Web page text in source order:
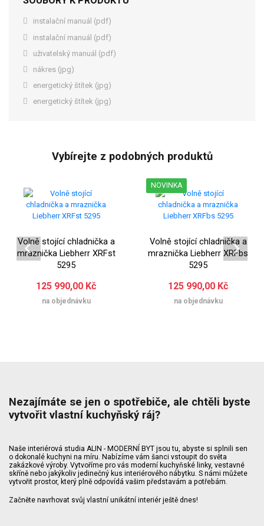
instalační manuál (pdf)
instalační manuál (pdf)
uživatelský manuál (pdf)
nákres (jpg)
energetický štítek (jpg)
energetický štítek (jpg)
Vybírejte z podobných produktů
Volně stojící chladnička a
mraznička Liebherr XRFst
5295
125 990,00 Kč
na objednávku
NOVINKA
Volně stojící chladnička a
mraznička Liebherr XRFbs
5295
125 990,00 Kč
na objednávku
Nezajímáte se jen o spotřebiče, ale chtěli byste
vytvořit vlastní kuchyňský ráj?
Naše interiérová studia ALIN - MODERNÍ BYT jsou tu, abyste si splnili sen
o dokonalé kuchyni na míru. Nabízíme vám šanci vstoupit do světa
zakázkové výroby. Vytvoříme pro vás moderní kuchyňské linky, vestavné
skříně nebo jakýkoliv jedinečný kus interiérového nábytku. S námi můžete
vytvořit prostor, který plně odpovídá vašim představám a potřebám.
Začněte navrhovat svůj vlastní unikátní interiér ještě dnes!